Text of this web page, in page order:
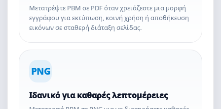
Μετατρέψτε PBM σε PDF όταν χρειάζεστε μια μορφή
εγγράφου για εκτύπωση, κοινή χρήση ή αποθήκευση
εικόνων σε σταθερή διάταξη σελίδας.
PNG
Ιδανικό για καθαρές λεπτομέρειες